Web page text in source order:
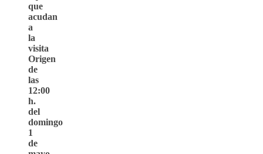
que
acudan
a
la
visita
Origen
de
las
12:00
h.
del
domingo
1
de